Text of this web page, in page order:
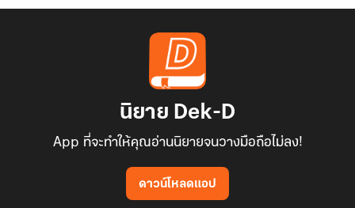
นิยาย Dek-D
App ที่จะทำให้คุณอ่านนิยายจนวางมือถือไม่ลง!
ดาวน์โหลดแอป